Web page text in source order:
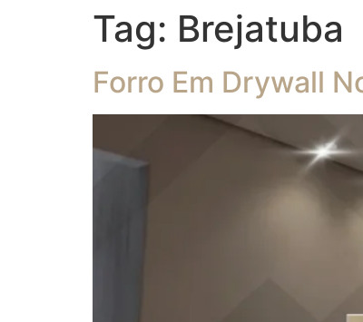
Tag: Brejatuba
Forro Em Drywall